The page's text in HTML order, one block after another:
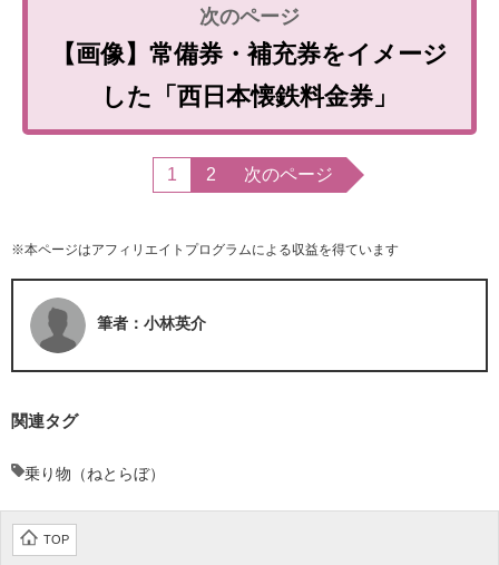
【画像】常備券・補充券をイメージ
した「西日本懐鉄料金券」
1 2 次のページ
※本ページはアフィリエイトプログラムによる収益を得ています
筆者：小林英介
関連タグ
乗り物（ねとらぼ）
TOP